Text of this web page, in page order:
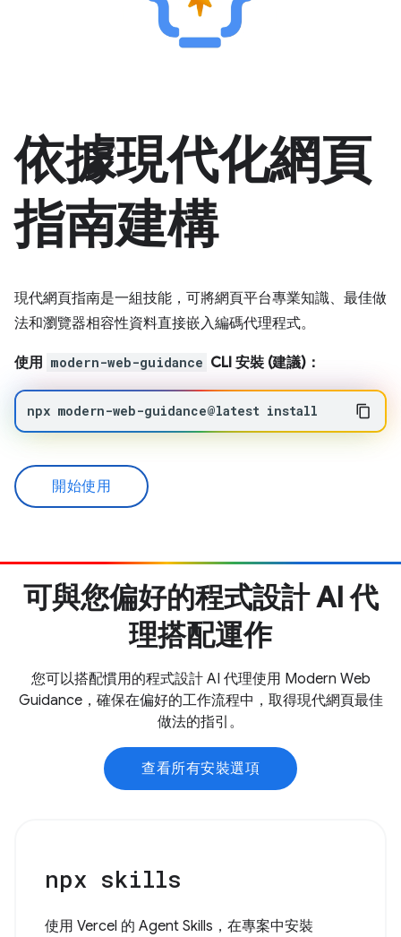
依據現代化網頁
指南建構
現代網頁指南是一組技能，可將網頁平台專業知識、最佳做
法和瀏覽器相容性資料直接嵌入編碼代理程式。
使用 modern-web-guidance CLI 安裝 (建議)：
npx modern-web-guidance@latest install
開始使用
可與您偏好的程式設計 AI 代
理搭配運作
您可以搭配慣用的程式設計 AI 代理使用 Modern Web
Guidance，確保在偏好的工作流程中，取得現代網頁最佳
做法的指引。
查看所有安裝選項
npx skills
使用 Vercel 的 Agent Skills，在專案中安裝